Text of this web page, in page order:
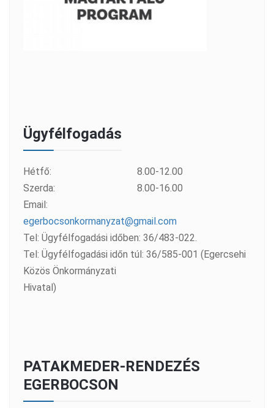
Ügyfélfogadás
Hétfő:
8.00-12.00
Szerda:
8.00-16.00
Email:
egerbocsonkormanyzat@gmail.com
Tel: Ügyfélfogadási időben: 36/483-022.
Tel: Ügyfélfogadási időn túl: 36/585-001 (Egercsehi
Közös Önkormányzati
Hivatal)
PATAKMEDER-RENDEZÉS
EGERBOCSON